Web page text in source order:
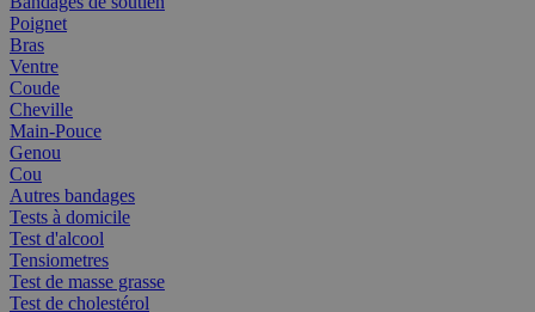
Poignet
Bras
Ventre
Coude
Cheville
Main-Pouce
Genou
Cou
Autres bandages
Tests à domicile
Test d'alcool
Tensiometres
Test de masse grasse
Test de cholestérol